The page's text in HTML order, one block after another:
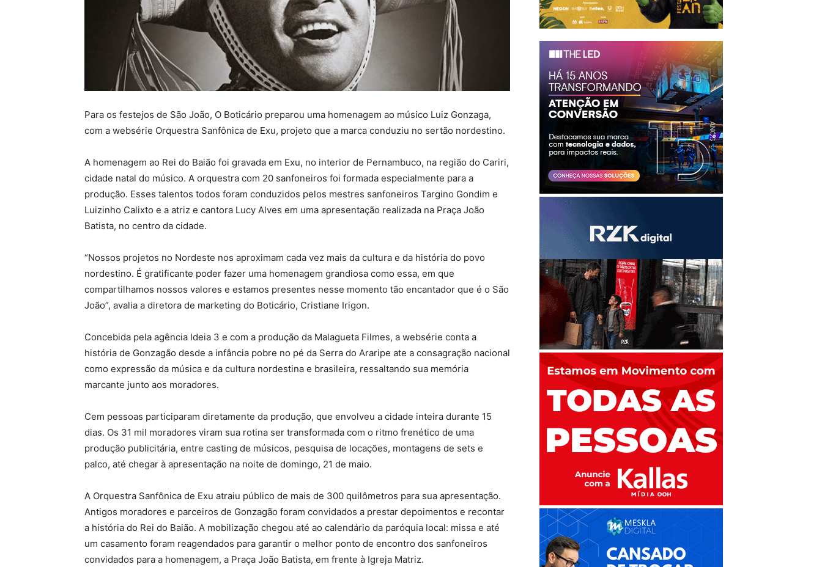
Para os festejos de São João, O Boticário preparou uma homenagem ao músico Luiz Gonzaga,
com a websérie Orquestra Sanfônica de Exu, projeto que a marca conduziu no sertão nordestino.
A homenagem ao Rei do Baião foi gravada em Exu, no interior de Pernambuco, na região do Cariri,
cidade natal do músico. A orquestra com 20 sanfoneiros foi formada especialmente para a
produção. Esses talentos todos foram conduzidos pelos mestres sanfoneiros Targino Gondim e
Luizinho Calixto e a atriz e cantora Lucy Alves em uma apresentação realizada na Praça João
Batista, no centro da cidade.
“Nossos projetos no Nordeste nos aproximam cada vez mais da cultura e da história do povo
nordestino. É gratificante poder fazer uma homenagem grandiosa como essa, em que
compartilhamos nossos valores e estamos presentes nesse momento tão encantador que é o São
João”, avalia a diretora de marketing do Boticário, Cristiane Irigon.
Concebida pela agência Ideia 3 e com a produção da Malagueta Filmes, a websérie conta a
história de Gonzagão desde a infância pobre no pé da Serra do Araripe ate a consagração nacional
como expressão da música e da cultura nordestina e brasileira, ressaltando sua memória
marcante junto aos moradores.
Cem pessoas participaram diretamente da produção, que envolveu a cidade inteira durante 15
dias. Os 31 mil moradores viram sua rotina ser transformada com o ritmo frenético de uma
produção publicitária, entre casting de músicos, pesquisa de locações, montagens de sets e
palco, até chegar à apresentação na noite de domingo, 21 de maio.
A Orquestra Sanfônica de Exu atraiu público de mais de 300 quilômetros para sua apresentação.
Antigos moradores e parceiros de Gonzagão foram convidados a prestar depoimentos e recontar
a história do Rei do Baião. A mobilização chegou até ao calendário da paróquia local: missa e até
um casamento foram reagendados para garantir o melhor ponto de encontro dos sanfoneiros
convidados para a homenagem, a Praça João Batista, em frente à Igreja Matriz.